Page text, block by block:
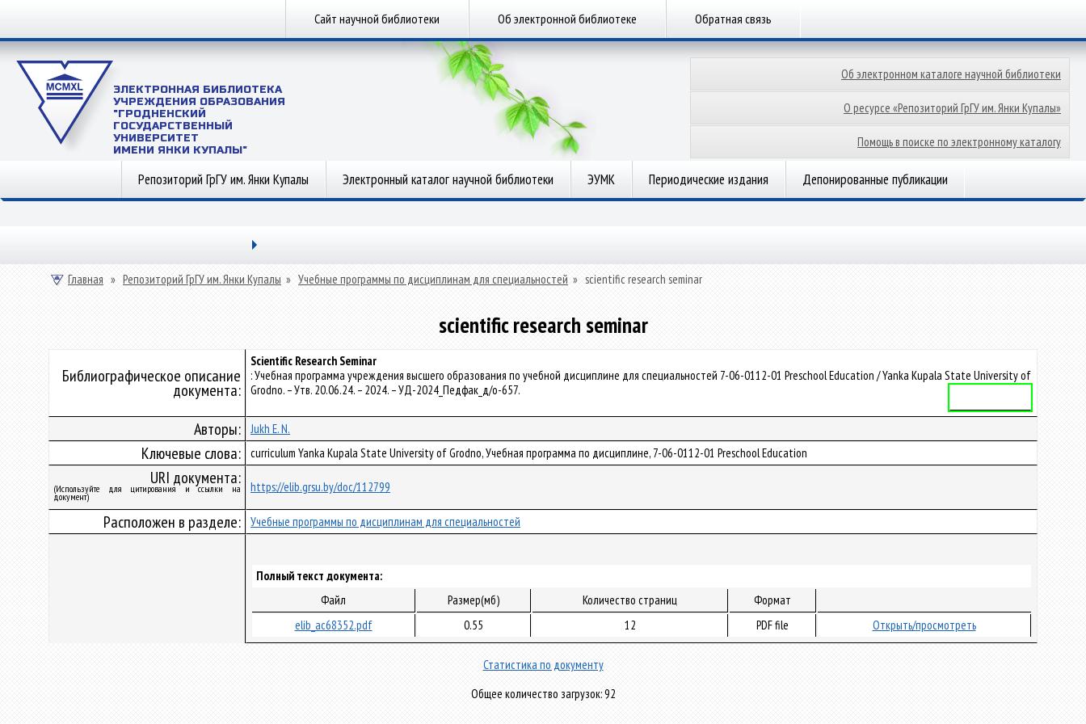
Сайт научной библиотеки Об электронной библиотеке Обратная связь
ЭЛЕКТРОННАЯ БИБЛИОТЕКА
УЧРЕЖДЕНИЯ ОБРАЗОВАНИЯ
"ГРОДНЕНСКИЙ
ГОСУДАРСТВЕННЫЙ
УНИВЕРСИТЕТ
ИМЕНИ ЯНКИ КУПАЛЫ"
Об электронном каталоге научной библиотеки
О ресурсе «Репозиторий ГрГУ им. Янки Купалы»
Помощь в поиске по электронному каталогу
Репозиторий ГрГУ им. Янки Купалы Электронный каталог научной библиотеки ЭУМК Периодические издания Депонированные публикации
Главная » Репозиторий ГрГУ им. Янки Купалы » Учебные программы по дисциплинам для специальностей » scientific research seminar
scientific research seminar
Библиографическое описание
документа:
Scientific Research Seminar
: Учебная программа учреждения высшего образования по учебной дисциплине для специальностей 7-06-0112-01 Preschool Education / Yanka Kupala State University of
Grodno. – Утв. 20.06.24. – 2024. – УД-2024_Педфак_д/о-657.
Авторы: Jukh E. N.
Ключевые слова: curriculum Yanka Kupala State University of Grodno, Учебная программа по дисциплине, 7-06-0112-01 Preschool Education
URI документа:
(Используйте для цитирования и ссылки на
документ)
https://elib.grsu.by/doc/112799
Расположен в разделе: Учебные программы по дисциплинам для специальностей
Полный текст документа:
Файл
Размер(мб) Количество страниц
Формат
elib_ac68352.pdf
0.55 12 PDF file Открыть/просмотреть
Статистика по документу
Общее количество загрузок: 92